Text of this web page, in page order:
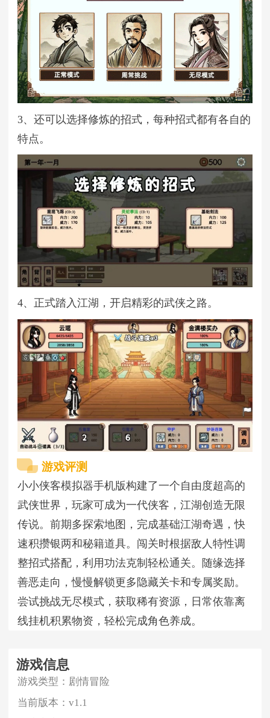
3、还可以选择修炼的招式，每种招式都有各自的
特点。
4、正式踏入江湖，开启精彩的武侠之路。
游戏评测
小小侠客模拟器手机版构建了一个自由度超高的
武侠世界，玩家可成为一代侠客，江湖创造无限
传说。前期多探索地图，完成基础江湖奇遇，快
速积攒银两和秘籍道具。闯关时根据敌人特性调
整招式搭配，利用功法克制轻松通关。随缘选择
善恶走向，慢慢解锁更多隐藏关卡和专属奖励。
尝试挑战无尽模式，获取稀有资源，日常依靠离
线挂机积累物资，轻松完成角色养成。
游戏信息
游戏类型： 剧情冒险
当前版本：v1.1